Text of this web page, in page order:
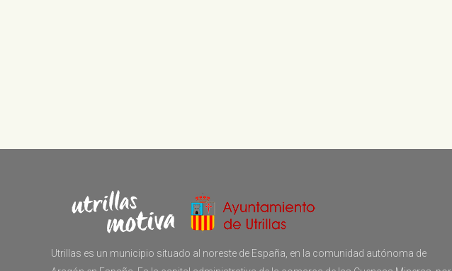
Utrillas es un municipio situado al noreste de España, en la comunidad autónoma de